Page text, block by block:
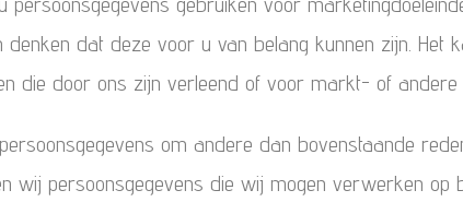
dat deze voor u van belang kunnen zijn. Het
die door ons zijn verleend of voor markt- of andere
om andere dan bovenstaande
wij persoonsgegevens die wij mogen verwerken